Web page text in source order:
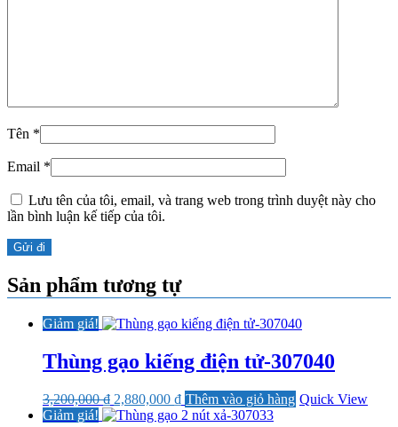
Tên *
Email *
Lưu tên của tôi, email, và trang web trong trình duyệt này cho
lần bình luận kế tiếp của tôi.
Sản phẩm tương tự
Giảm giá!
Thùng gạo kiếng điện tử-307040
3,200,000₫ Giá
gốc
2,880,000 ₫Giá
hiện
Thêm vào giỏ hàng Quick View
Giảm giá!